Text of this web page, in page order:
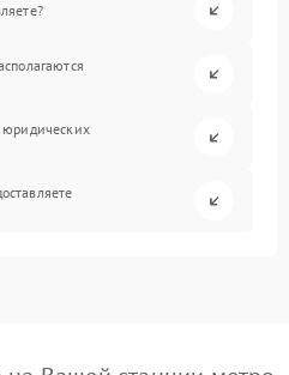
юридических